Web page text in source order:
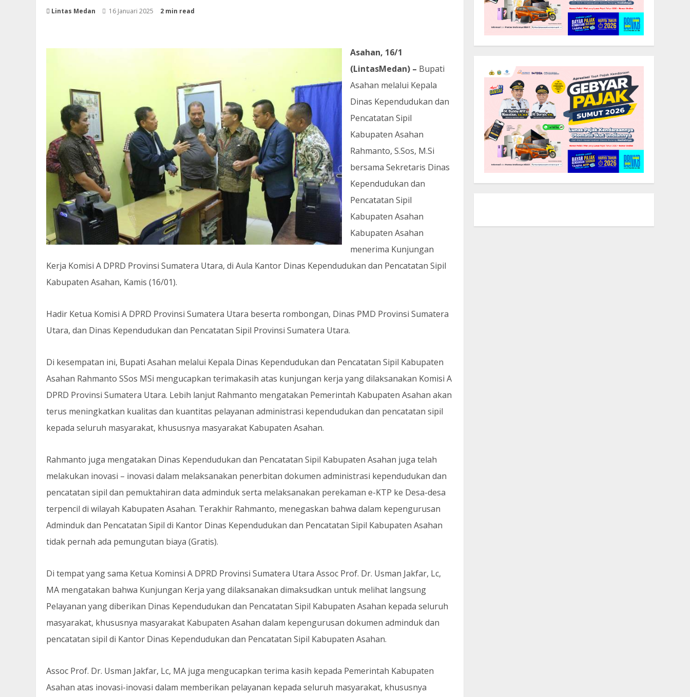
Lintas Medan 16 Januari 2025 2 min read
Asahan, 16/1
(LintasMedan) – Bupati
Asahan melalui Kepala
Dinas Kependudukan dan
Pencatatan Sipil
Kabupaten Asahan
Rahmanto, S.Sos, M.Si
bersama Sekretaris Dinas
Kependudukan dan
Pencatatan Sipil
Kabupaten Asahan
Kabupaten Asahan
menerima Kunjungan
Kerja Komisi A DPRD Provinsi Sumatera Utara, di Aula Kantor Dinas Kependudukan dan Pencatatan Sipil
Kabupaten Asahan, Kamis (16/01).
Hadir Ketua Komisi A DPRD Provinsi Sumatera Utara beserta rombongan, Dinas PMD Provinsi Sumatera
Utara, dan Dinas Kependudukan dan Pencatatan Sipil Provinsi Sumatera Utara.
Di kesempatan ini, Bupati Asahan melalui Kepala Dinas Kependudukan dan Pencatatan Sipil Kabupaten
Asahan Rahmanto SSos MSi mengucapkan terimakasih atas kunjungan kerja yang dilaksanakan Komisi A
DPRD Provinsi Sumatera Utara. Lebih lanjut Rahmanto mengatakan Pemerintah Kabupaten Asahan akan
terus meningkatkan kualitas dan kuantitas pelayanan administrasi kependudukan dan pencatatan sipil
kepada seluruh masyarakat, khususnya masyarakat Kabupaten Asahan.
Rahmanto juga mengatakan Dinas Kependudukan dan Pencatatan Sipil Kabupaten Asahan juga telah
melakukan inovasi – inovasi dalam melaksanakan penerbitan dokumen administrasi kependudukan dan
pencatatan sipil dan pemuktahiran data adminduk serta melaksanakan perekaman e-KTP ke Desa-desa
terpencil di wilayah Kabupaten Asahan. Terakhir Rahmanto, menegaskan bahwa dalam kepengurusan
Adminduk dan Pencatatan Sipil di Kantor Dinas Kependudukan dan Pencatatan Sipil Kabupaten Asahan
tidak pernah ada pemungutan biaya (Gratis).
Di tempat yang sama Ketua Kominsi A DPRD Provinsi Sumatera Utara Assoc Prof. Dr. Usman Jakfar, Lc,
MA mengatakan bahwa Kunjungan Kerja yang dilaksanakan dimaksudkan untuk melihat langsung
Pelayanan yang diberikan Dinas Kependudukan dan Pencatatan Sipil Kabupaten Asahan kepada seluruh
masyarakat, khususnya masyarakat Kabupaten Asahan dalam kepengurusan dokumen adminduk dan
pencatatan sipil di Kantor Dinas Kependudukan dan Pencatatan Sipil Kabupaten Asahan.
Assoc Prof. Dr. Usman Jakfar, Lc, MA juga mengucapkan terima kasih kepada Pemerintah Kabupaten
Asahan atas inovasi-inovasi dalam memberikan pelayanan kepada seluruh masyarakat, khususnya